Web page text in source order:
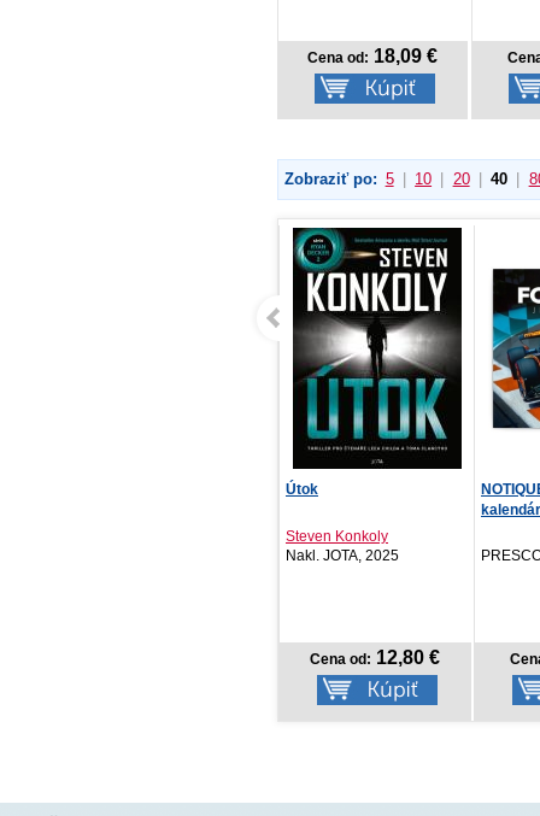
Cena od: 18,09 €
Zobraziť po: 5 10 20 40
NOTIQUE Poznámkový
PRESCOGROUP SK, 2026
Cena od: 5,97 €
Data,
CZ.NIC,